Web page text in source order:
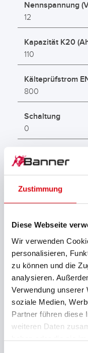
Zustimmung
Diese Webseite
Wir verwenden
personalisieren,
zu können und die
analysieren.
Verwendung unserer
soziale Medien,
Partner führen diese
weiteren Daten
haben oder die sie
Nennspannung
12
Kapazität K20
110
Kälteprüfstrom
800
Schaltung
0
Anschlusspol
1
Max. Länge (mm)
344
Max. Breite (mm)
175
Max. Kastenhöhe
214
Max.
230
Batteriemerkmale